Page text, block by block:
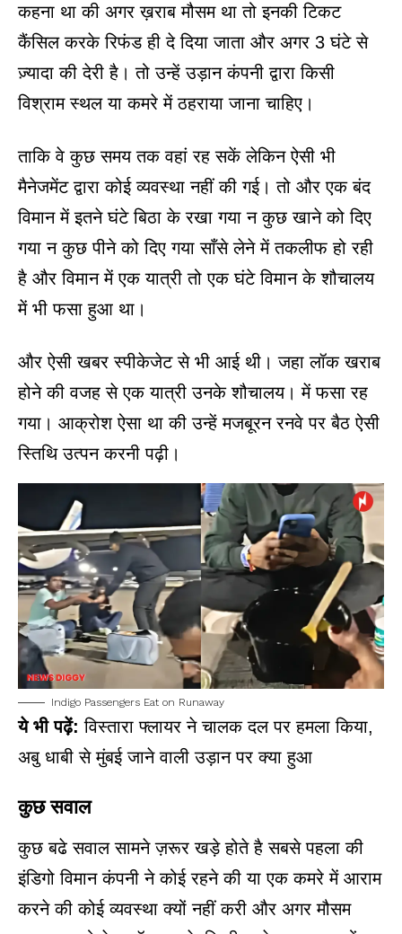
कहना था की अगर ख़राब मौसम था तो इनकी टिकट
कैंसिल करके रिफंड ही दे दिया जाता और अगर 3 घंटे से
ज़्यादा की देरी है। तो उन्हें उड़ान कंपनी द्वारा किसी
विश्राम स्थल या कमरे में ठहराया जाना चाहिए।
ताकि वे कुछ समय तक वहां रह सकें लेकिन ऐसी भी
मैनेजमेंट द्वारा कोई व्यवस्था नहीं की गई।तो और एक बंद
विमान में इतने घंटे बिठा के रखा गया न कुछ खाने को दिए
गया न कुछ पीने को दिए गया साँसे लेने में तकलीफ हो रही
है और विमान में एक यात्री तो एक घंटे विमान के शौचालय
में भी फसा हुआ था।
और ऐसी खबर स्पीकेजेट से भी आई थी। जहा लॉक खराब
होने की वजह से एक यात्री उनके शौचालय। में फसा रह
गया। आक्रोश ऐसा था की उन्हें मजबूरन रनवे पर बैठ ऐसी
स्तिथि उत्पन करनी पढ़ी।
Indigo Passengers Eat on Runaway
ये भी पढ़ें: विस्तारा फ्लायर ने चालक दल पर हमला किया,
अबु धाबी से मुंबई जाने वाली उड़ान पर क्या हुआ
कुछ सवाल
कुछ बढे सवाल सामने ज़रूर खड़े होते है सबसे पहला की
इंडिगो विमान कंपनी ने कोई रहने की या एक कमरे में आराम
करने की कोई व्यवस्था क्यों नहीं करी और अगर मौसम